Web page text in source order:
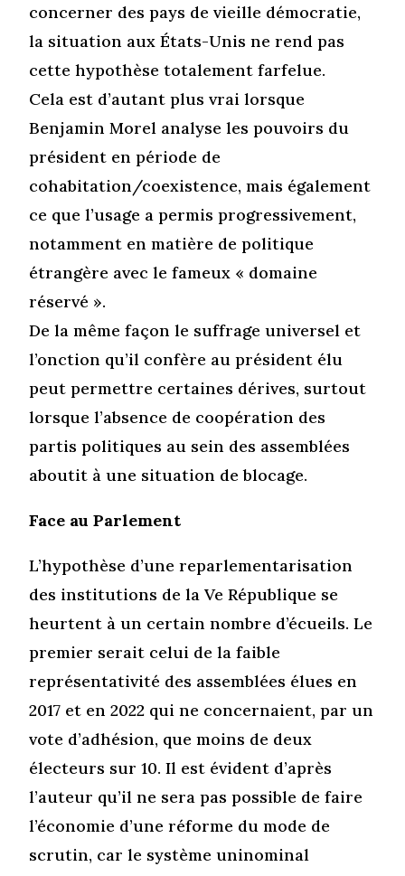
concerner des pays de vieille démocratie,
la situation aux États-Unis ne rend pas
cette hypothèse totalement farfelue.
Cela est d’autant plus vrai lorsque
Benjamin Morel analyse les pouvoirs du
président en période de
cohabitation/coexistence, mais également
ce que l’usage a permis progressivement,
notamment en matière de politique
étrangère avec le fameux « domaine
réservé ».
De la même façon le suffrage universel et
l’onction qu’il confère au président élu
peut permettre certaines dérives, surtout
lorsque l’absence de coopération des
partis politiques au sein des assemblées
aboutit à une situation de blocage.
Face au Parlement
L’hypothèse d’une reparlementarisation
des institutions de la Ve République se
heurtent à un certain nombre d’écueils. Le
premier serait celui de la faible
représentativité des assemblées élues en
2017 et en 2022 qui ne concernaient, par un
vote d’adhésion, que moins de deux
électeurs sur 10. Il est évident d’après
l’auteur qu’il ne sera pas possible de faire
l’économie d’une réforme du mode de
scrutin, car le système uninominal